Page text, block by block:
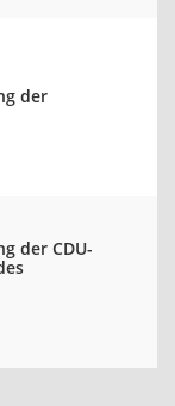
der
der CDU-